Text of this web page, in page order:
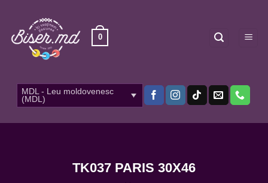
content
0
MDL - Leu moldovenesc
(MDL)
TK037 PARIS 30X46